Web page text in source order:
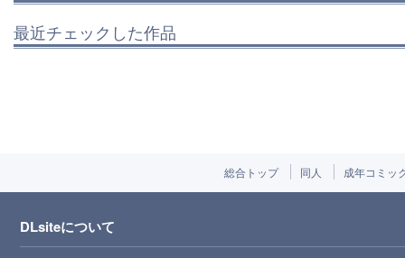
最近チェックした作品
総合トップ 同人 成年コミッ
DLsiteについて